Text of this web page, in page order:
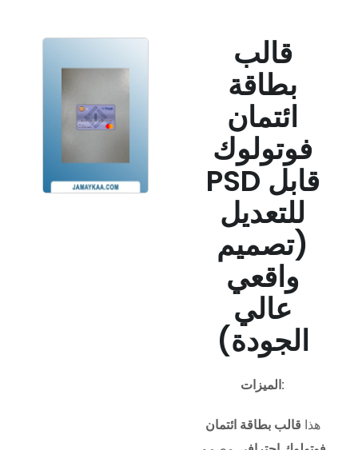
قالب
بطاقة
ائتمان
فوتولوك
PSD قابل
للتعديل
(تصميم
واقعي
عالي
الجودة)
الميزات:
هذا قالب بطاقة ائتمان